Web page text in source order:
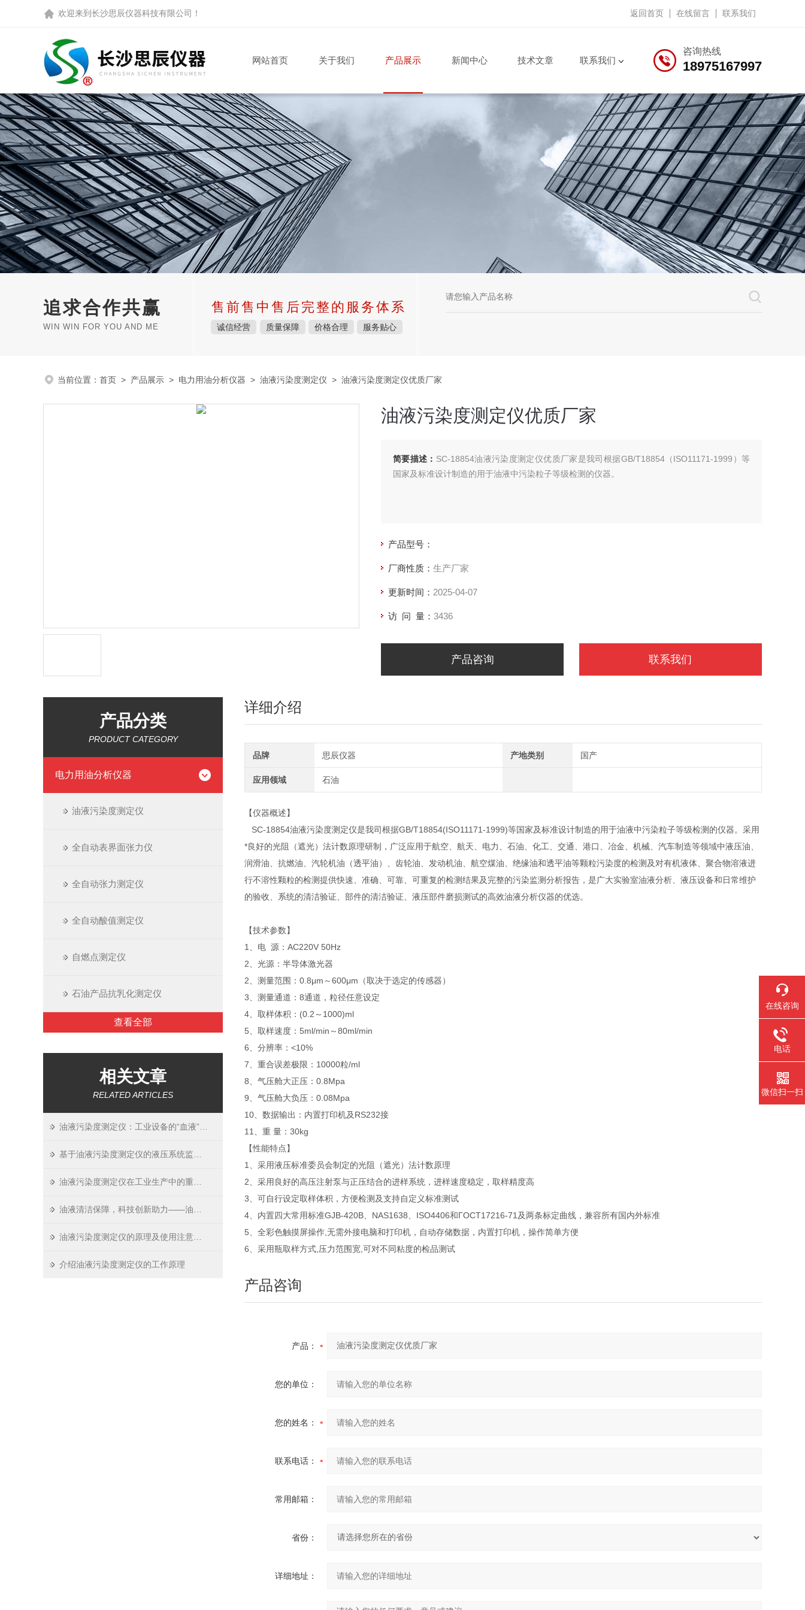
欢迎来到 长沙思辰仪器科技有限公司 ！ 返回首页 在线留言 联系我们
咨询热线
18975167997
网站首页 关于我们 产品展示 新闻中心 技术文章 联系我们
追求合作共赢
WIN WIN FOR YOU AND ME
售前售中售后完整的服务体系
诚信经营 质量保障 价格合理 服务贴心
当前位置： 首页 > 产品展示 > 电力用油分析仪器 > 油液污染度测定仪 > 油液污染度测定仪优质厂家
油液污染度测定仪优质厂家
简要描述： SC-18854油液污染度测定仪优质厂家是我司根据GB/T18854（ISO11171-1999）等
国家及标准设计制造的用于油液中污染粒子等级检测的仪器。
产品型号：
厂商性质： 生产厂家
更新时间： 2025-04-07
访 问 量： 3436
产品咨询 联系我们
产品分类
PRODUCT CATEGORY
电力用油分析仪器
油液污染度测定仪
全自动表界面张力仪
全自动张力测定仪
全自动酸值测定仪
自燃点测定仪
石油产品抗乳化测定仪
查看全部
相关文章
RELATED ARTICLES
介绍油液污染度测定仪的工作原理
详细介绍
品牌 思辰仪器 产地类别 国产
应用领域 石油
【仪器概述】
SC-18854油液污染度测定仪是我司根据GB/T18854(ISO11171-1999)等国家及标准设计制造的用于油液中污染粒子等级检测的仪器。采用
*良好的光阻（遮光）法计数原理研制，广泛应用于航空、航天、电力、石油、化工、交通、港口、冶金、机械、汽车制造等领域中液压油、
润滑油、抗燃油、汽轮机油（透平油）、齿轮油、发动机油、航空煤油、绝缘油和透平油等颗粒污染度的检测及对有机液体、聚合物溶液进
行不溶性颗粒的检测提供快速、准确、可靠、可重复的检测结果及完整的污染监测分析报告，是广大实验室油液分析、液压设备和日常维护
的验收、系统的清洁验证、部件的清洁验证、液压部件磨损测试的高效油液分析仪器的优选。
【技术参数】
1、电 源：AC220V 50Hz
2、光源：半导体激光器
2、测量范围：0.8μm～600μm（取决于选定的传感器）
3、测量通道：8通道，粒径任意设定
4、取样体积：(0.2～1000)ml
5、取样速度：5ml/min～80ml/min
6、分辨率：<10%
7、重合误差极限：10000粒/ml
8、气压舱大正压：0.8Mpa
9、气压舱大负压：0.08Mpa
10、数据输出：内置打印机及RS232接
11、重 量：30kg
【性能特点】
1、采用液压标准委员会制定的光阻（遮光）法计数原理
2、采用良好的高压注射泵与正压结合的进样系统，进样速度稳定，取样精度高
3、可自行设定取样体积，方便检测及支持自定义标准测试
4、内置四大常用标准GJB-420B、NAS1638、ISO4406和ГOCT17216-71及两条标定曲线，兼容所有国内外标准
5、全彩色触摸屏操作,无需外接电脑和打印机，自动存储数据，内置打印机，操作简单方便
6、采用瓶取样方式,压力范围宽,可对不同粘度的检品测试
产品咨询
产品：
您的单位：
您的姓名：
联系电话：
常用邮箱：
省份：
详细地址：
在线咨询
电话
微信扫一扫